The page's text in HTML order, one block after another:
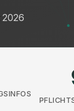
2026